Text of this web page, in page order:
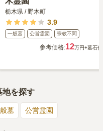
栃木県 /野木町
3.9
一般墓 公営霊園 宗教不問
参考価格:12万円+墓石代
地を探す
墓 公営霊園